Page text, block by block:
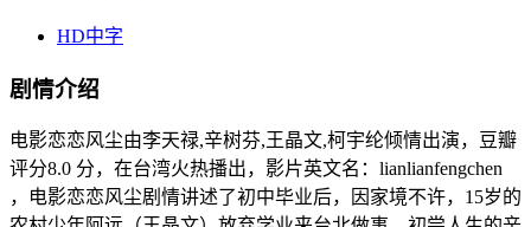
HD中字
剧情介绍
电影恋恋风尘由李天禄,辛树芬,王晶文,柯宇纶倾情出演，豆瓣
评分8.0 分，在台湾火热播出，影片英文名：lianlianfengchen
，电影恋恋风尘剧情讲述了初中毕业后，因家境不许，15岁的